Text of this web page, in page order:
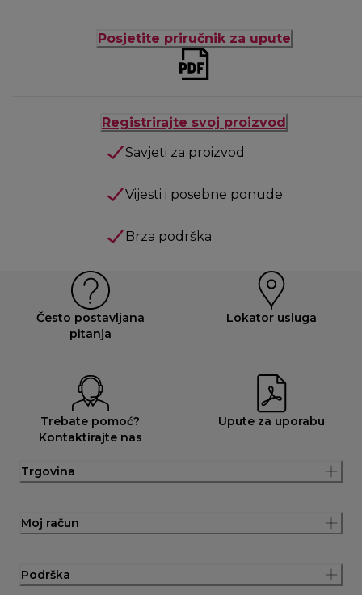
Posjetite priručnik za upute
Registrirajte svoj proizvod
Savjeti za proizvod
Vijesti i posebne ponude
Brza podrška
Često postavljana
pitanja
Lokator usluga
Trebate pomoć?
Kontaktirajte nas
Upute za uporabu
Trgovina
Moj račun
Podrška